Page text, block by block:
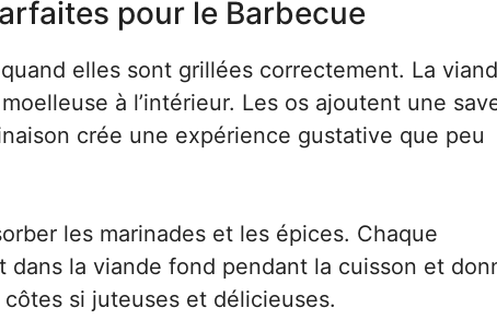
pour le Barbecue
elles sont grillées correctement. La
à l’intérieur. Les os ajoutent une
crée une expérience gustative que peu
les marinades et les épices. Chaque
la viande fond pendant la cuisson et
si juteuses et délicieuses.